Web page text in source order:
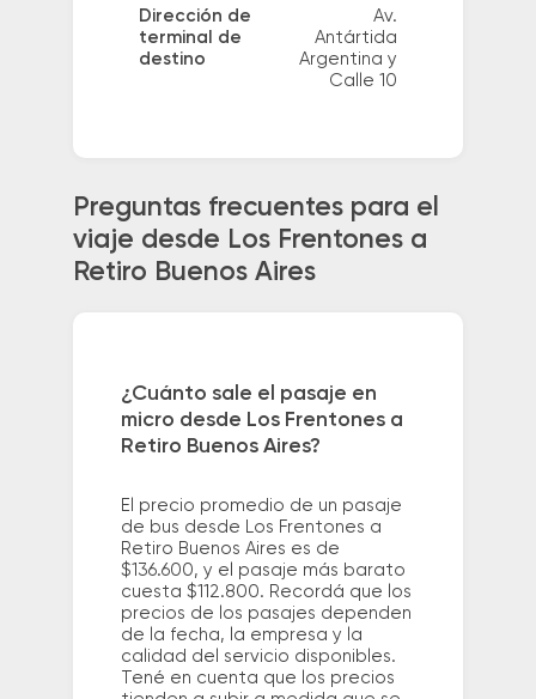
Dirección de
terminal de
destino
Av.
Antártida
Argentina y
Calle 10
Preguntas frecuentes para el
viaje desde Los Frentones a
Retiro Buenos Aires
¿Cuánto sale el pasaje en
micro desde Los Frentones a
Retiro Buenos Aires?
El precio promedio de un pasaje
de bus desde Los Frentones a
Retiro Buenos Aires es de
$136.600, y el pasaje más barato
cuesta $112.800. Recordá que los
precios de los pasajes dependen
de la fecha, la empresa y la
calidad del servicio disponibles.
Tené en cuenta que los precios